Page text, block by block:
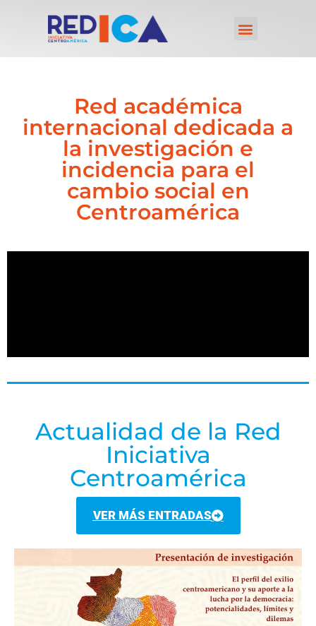
Red académica
internacional dedicada a
la investigación e
incidencia para el
cambio social en
Centroamérica
Actualidad de la Red
Iniciativa
Centroamérica
VER MÁS ENTRADAS